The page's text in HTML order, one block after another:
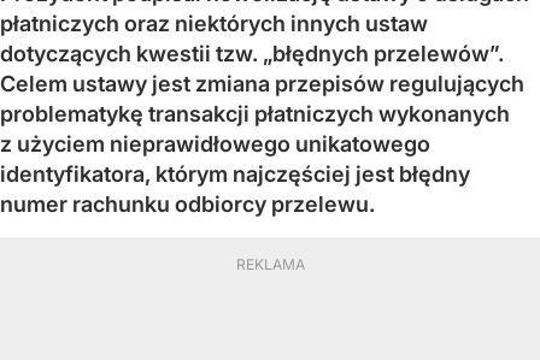
płatniczych oraz niektórych innych ustaw
dotyczących kwestii tzw. „błędnych przelewów”.
Celem ustawy jest zmiana przepisów regulujących
problematykę transakcji płatniczych wykonanych
z użyciem nieprawidłowego unikatowego
identyfikatora, którym najczęściej jest błędny
numer rachunku odbiorcy przelewu.